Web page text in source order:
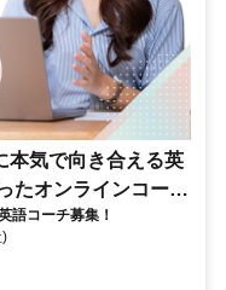
本気で向き合える英
たオンラインコーチ
語コーチ募集！
)